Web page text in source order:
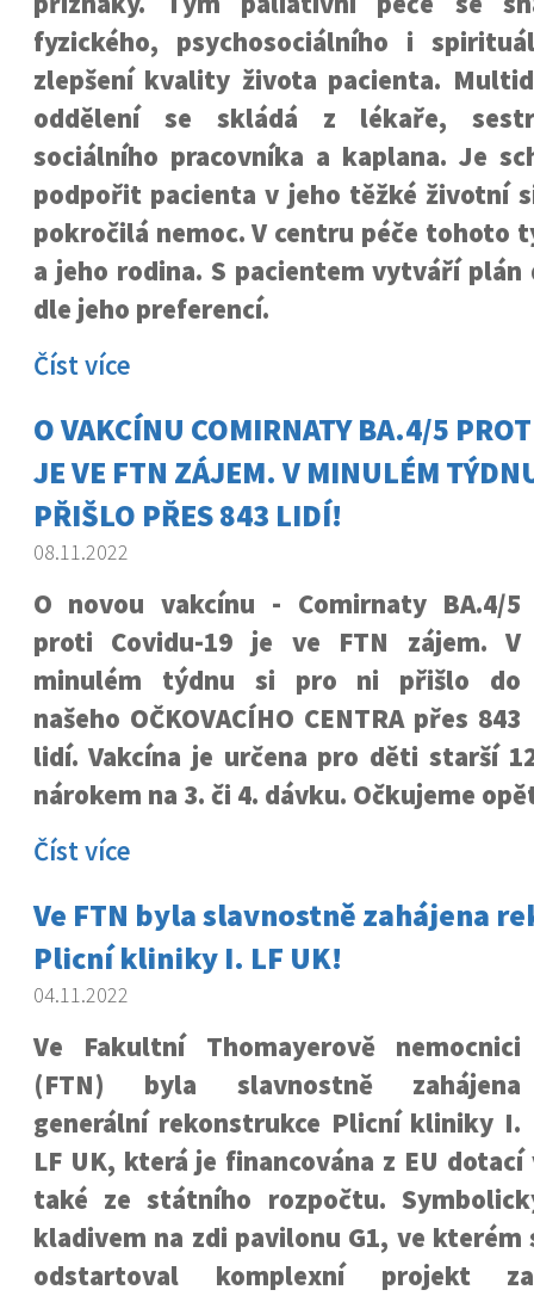
fyzického, psychosociálního i
zlepšení kvality života pacienta.
oddělení se skládá z lékaře,
sociálního pracovníka a kaplana. Je
podpořit pacienta v jeho těžké životní
pokročilá nemoc. V centru péče tohoto
a jeho rodina. S pacientem vytváří plán
dle jeho preferencí.
Číst více
O VAKCÍNU COMIRNATY BA.4/5
JE VE FTN ZÁJEM. V MINULÉM
PŘIŠLO PŘES 843 LIDÍ!
08.11.2022
O novou vakcínu - Comirnaty BA.4/5
proti Covidu-19 je ve FTN zájem. V
minulém týdnu si pro ni přišlo do
našeho OČKOVACÍHO CENTRA přes 843
lidí. Vakcína je určena pro děti starší
nárokem na 3. či 4. dávku. Očkujeme
Číst více
Ve FTN byla slavnostně zahájena
Plicní kliniky I. LF UK!
04.11.2022
Ve Fakultní Thomayerově nemocnici
(FTN) byla slavnostně zahájena
generální rekonstrukce Plicní kliniky I.
LF UK, která je financována z EU dotací
také ze státního rozpočtu.
kladivem na zdi pavilonu G1, ve
odstartoval komplexní projekt